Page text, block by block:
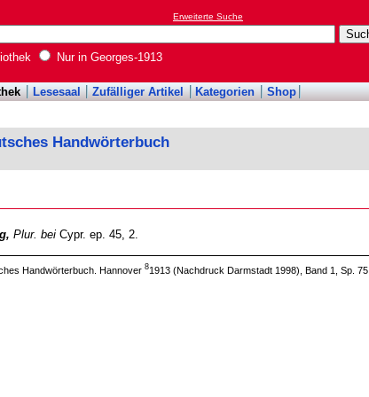
Erweiterte Suche
Nur in Georges-1913
Lesesaal Zufälliger Artikel Kategorien Shop
Handwörterbuch
Plur. beiCypr. ep. 45, 2.
Handwörterbuch. Hannover81913 (Nachdruck Darmstadt 1998), Band 1, Sp. 75.